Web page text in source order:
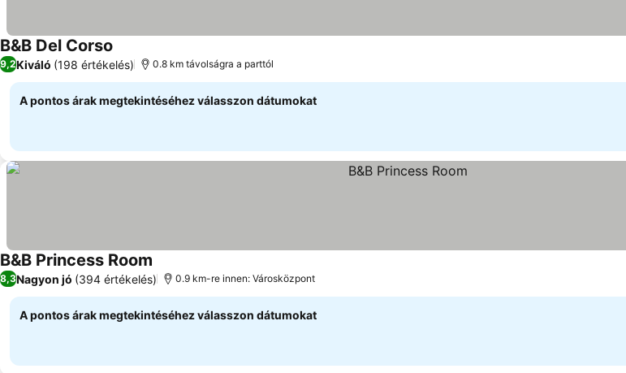
B&B Del Corso Árak megjelenítése
9,2Kiváló (198 értékelés) 0.8 km távolságra a parttól
A pontos árak megtekintéséhez válasszon dátumokat
B&B Princess Room Árak megjelenítése
8,3Nagyon jó (394 értékelés) 0.9 km-re innen: Városközpont
A pontos árak megtekintéséhez válasszon dátumokat